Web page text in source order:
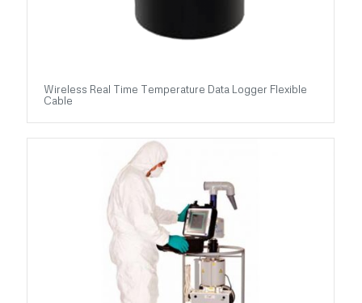
Wireless Real Time Temperature Data Logger Flexible
Cable